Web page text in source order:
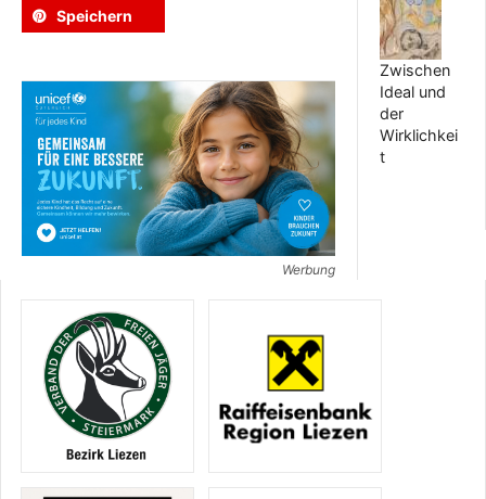
Speichern
Werbung
Zwischen
Ideal und
der
Wirklichkei
t